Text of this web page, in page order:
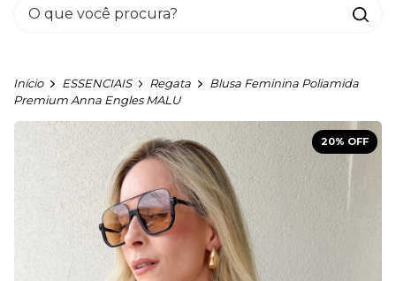
Início ESSENCIAIS Regata
Blusa Feminina Poliamida
Premium Anna Engles MALU
20% OFF